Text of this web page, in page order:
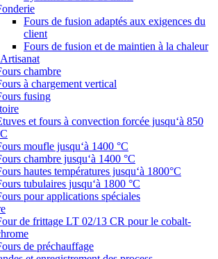
Fours de fusion adaptés aux exigences du
client
Fours de fusion et de maintien à la chaleur
chambre
à chargement vertical
fusing
et fours à convection forcée jusqu‘à 850
moufle jusqu‘à 1400 °C
chambre jusqu‘à 1400 °C
hautes températures jusqu‘à 1800°C
tubulaires jusqu‘à 1800 °C
pour applications spéciales
de frittage LT 02/13 CR pour le cobalt-
de préchauffage